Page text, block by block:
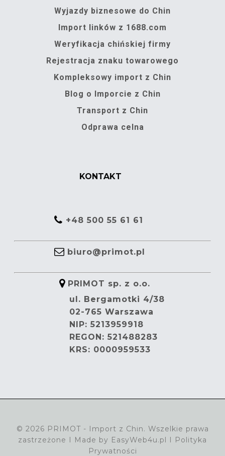
Wyjazdy biznesowe do Chin
Import linków z 1688.com
Weryfikacja chińskiej firmy
Rejestracja znaku towarowego
Kompleksowy import z Chin
Blog o Imporcie z Chin
Transport z Chin
Odprawa celna
KONTAKT
+48 500 55 61 61
biuro@primot.pl
PRIMOT sp. z o.o.
ul. Bergamotki 4/38
02-765 Warszawa
NIP: 5213959918
REGON: 521488283
KRS: 0000959533
© 2026 PRIMOT - Import z Chin. Wszelkie prawa
zastrzeżone I Made by EasyWeb4u.pl I Polityka
Prywatności